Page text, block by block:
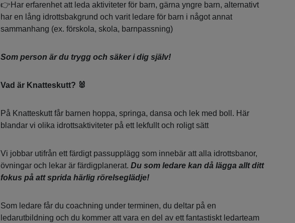
👉Har erfarenhet att leda aktiviteter för barn, gärna yngre barn, alternativt
har en lång idrottsbakgrund och varit ledare för barn i något annat
sammanhang (ex. förskola, skola, barnpassning)
Som person är du trygg och säker i dig själv!
Vad är Knatteskutt? 🐰
På Knatteskutt får barnen hoppa, springa, dansa och lek med boll. Här
blandar vi olika idrottsaktiviteter på ett lekfullt och roligt sätt
Vi jobbar utifrån ett färdigt passupplägg som innebär att alla idrottsbanor,
övningar och lekar är färdigplanerat. Du som ledare kan då lägga allt ditt
fokus på att sprida härlig rörelseglädje!
Som ledare får du coachning under terminen, du deltar på en
ledarutbildning och du kommer att vara en del av ett fantastiskt ledarteam